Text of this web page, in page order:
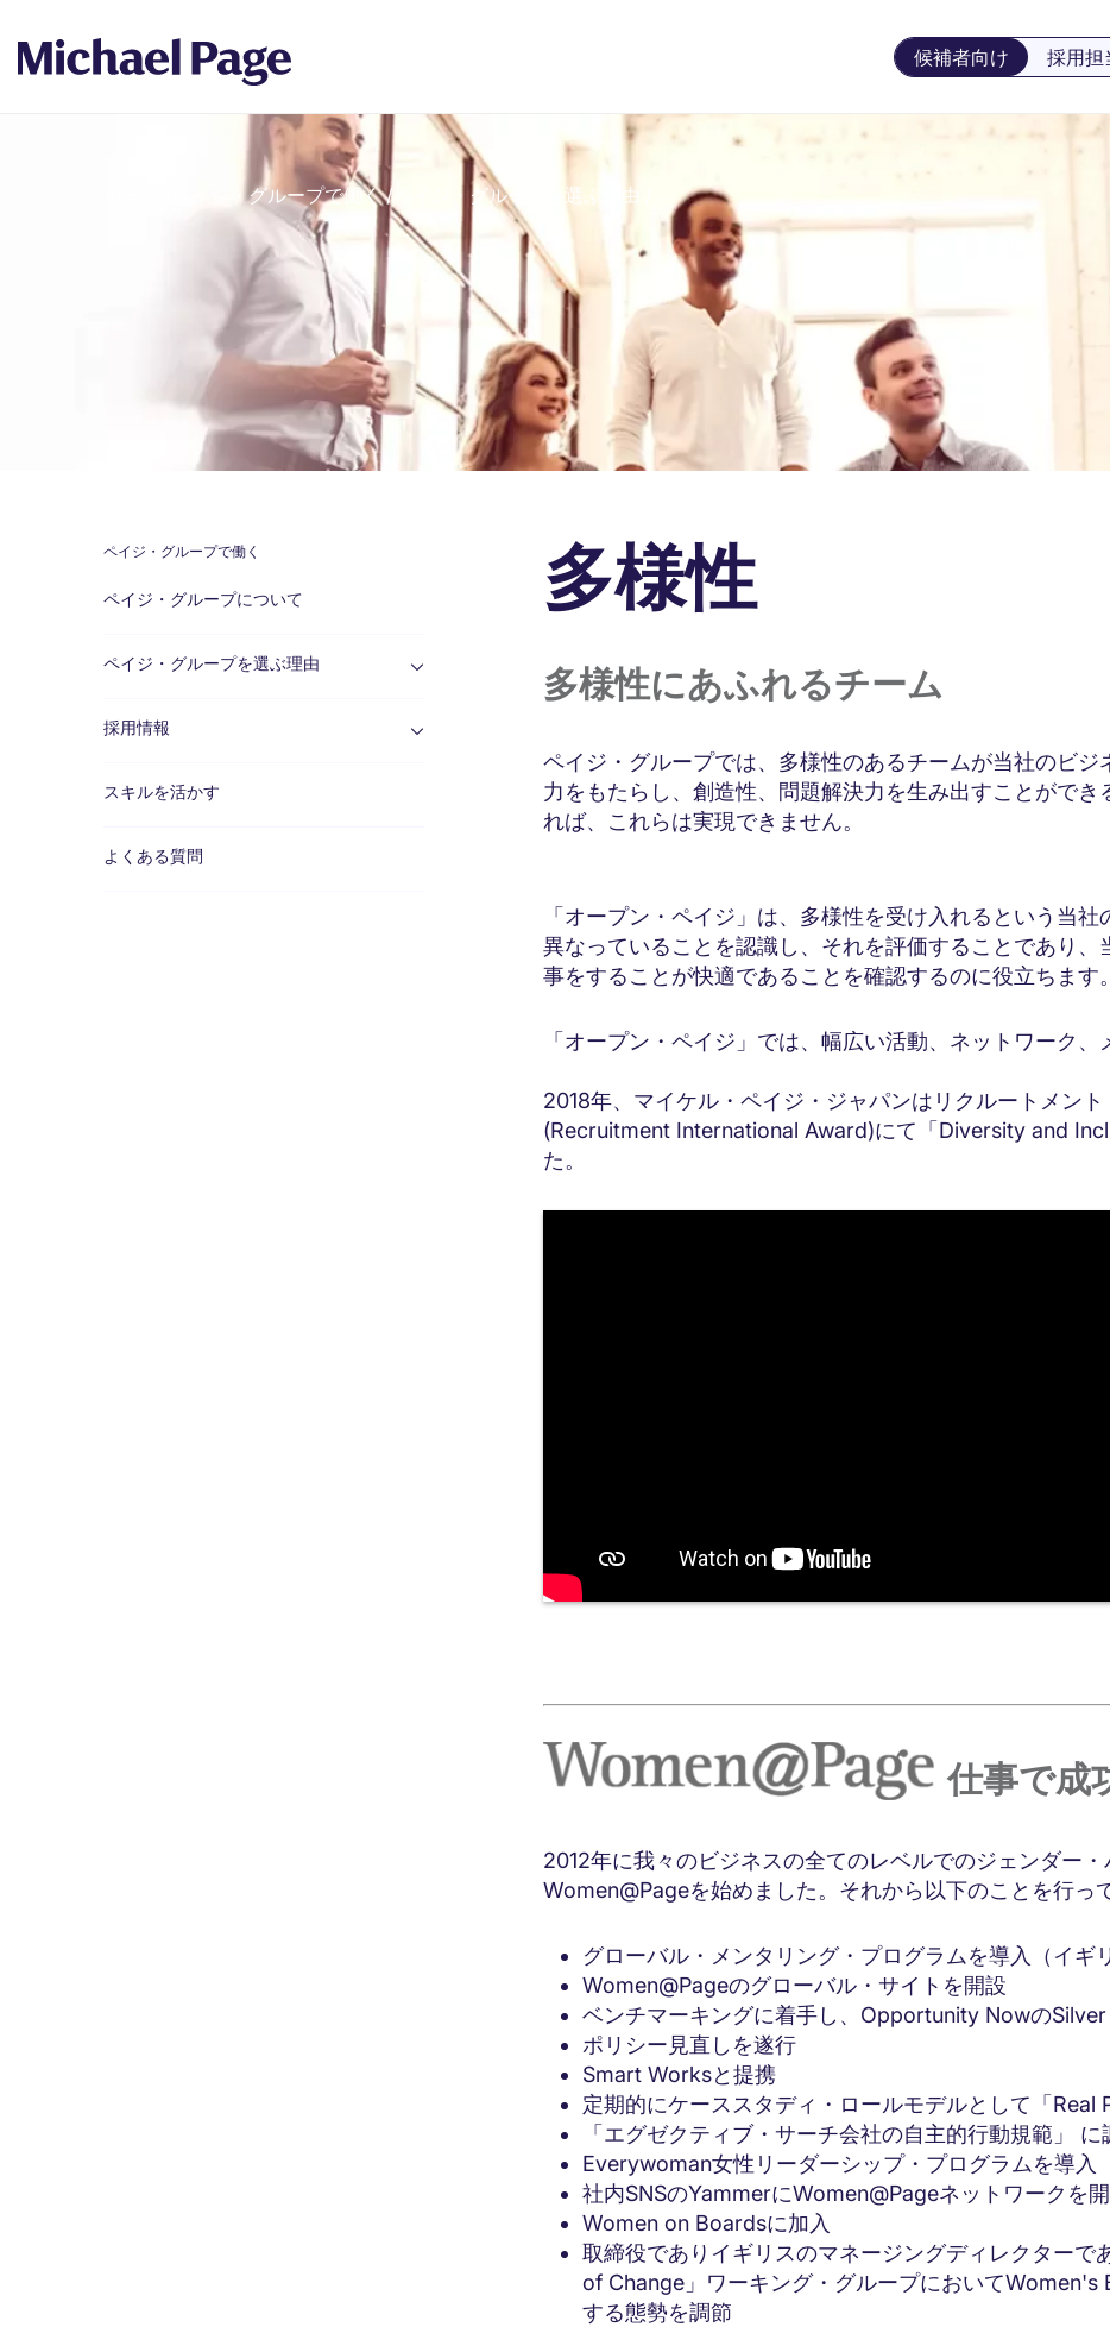
候補者向け 採用担
Breadcrumb
ペイジ・グループで働く / ペイジ・グループを選ぶ理由
Work
us
ペイジ・グループで働く
ペイジ・グループについて
ペイジ・グループを選ぶ理由
採用情報
スキルを活かす
よくある質問
多様性
多様性にあふれるチーム
ペイジ・グループでは、多様性のあるチームが当社のビ
力をもたらし、創造性、問題解決力を生み出すことがで
れば、これらは実現できません。
「オープン・ペイジ」は、多様性を受け入れるという当
異なっていることを認識し、それを評価することであり
事をすることが快適であることを確認するのに役立ちます。
「オープン・ペイジ」では、幅広い活動、ネットワーク、
2018年、マイケル・ペイジ・ジャパンはリクルートメン
(Recruitment International Award)にて「Diversity and
た。
仕事で成
2012年に我々のビジネスの全てのレベルでのジェンダー
Women@Pageを始めました。それから以下のことを行っ
グローバル・メンタリング・プログラムを導入（イギ
Women@Pageのグローバル・サイトを開設
ベンチマーキングに着手し、Opportunity Nowの
ポリシー見直しを遂行
Smart Worksと提携
定期的にケーススタディ・ロールモデルとして「
「エグゼクティブ・サーチ会社の自主的行動規範」 に
Everywoman女性リーダーシップ・プログラムを導入
社内SNSのYammerにWomen@Pageネットワークを
Women on Boardsに加入
取締役でありイギリスのマネージングディレクター
of Change」ワーキング・グループにおいてWomen's
する態勢を調節